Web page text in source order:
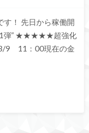
す！ 先日から稼働開
1弾” ★★★★★超強化
11：00現在の金